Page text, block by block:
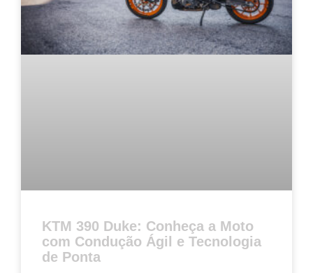
KTM 390 Duke: Conheça a Moto
com Condução Ágil e Tecnologia
de Ponta